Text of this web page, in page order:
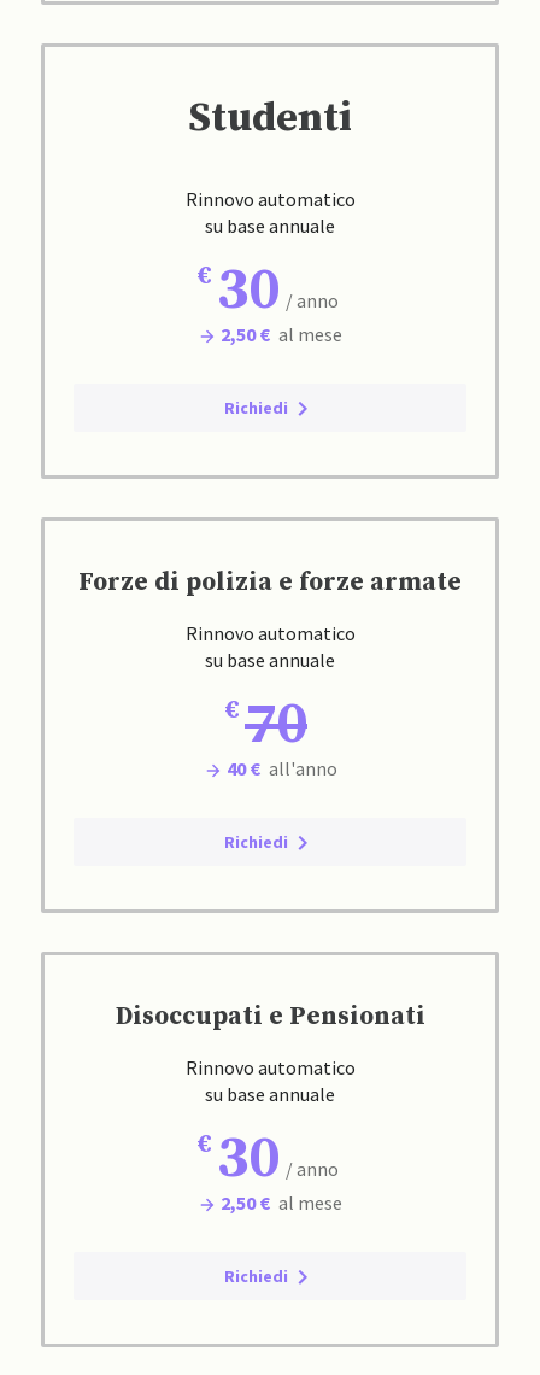
Studenti
Rinnovo automatico
su base annuale
30 / anno
2,50 € al mese
Richiedi
Forze di polizia e forze armate
Rinnovo automatico
su base annuale
70
40 € all'anno
Richiedi
Disoccupati e Pensionati
Rinnovo automatico
su base annuale
30 / anno
2,50 € al mese
Richiedi